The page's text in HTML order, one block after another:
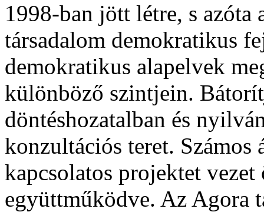
1998-ban jött létre, s azóta
társadalom demokratikus
demokratikus alapelvek
különböző szintjein.
döntéshozatalban és
konzultációs teret.
kapcsolatos projektet
együttműködve. Az Agora